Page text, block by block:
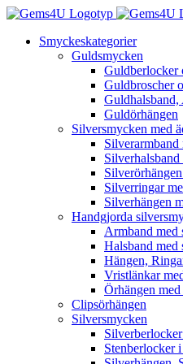
Fortsätt
innehålletSmyckeskategorier
Guldsmycken
Guldberlocker
Guldbroscher
Guldhalsband,
Guldörhängen
Silversmycken med
Silverarmband
Silverhalsband
Silverringar
Silverhängen
Handgjorda
Armband med
Halsband med
Hängen,
Vristlänkar
Örhängen
Clipsörhängen
Silversmycken
Stenberlocker